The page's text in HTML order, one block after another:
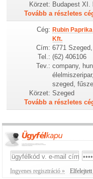
Körzet: Budapest XI.
Tovább a részletes
Cég: Rubin
Kft.
Cím: 6771
Tel.: (62) 406106
Tev.: company,
szeged,
Körzet: Szeged
Tovább a részletes
Ingyenes regisztráció »